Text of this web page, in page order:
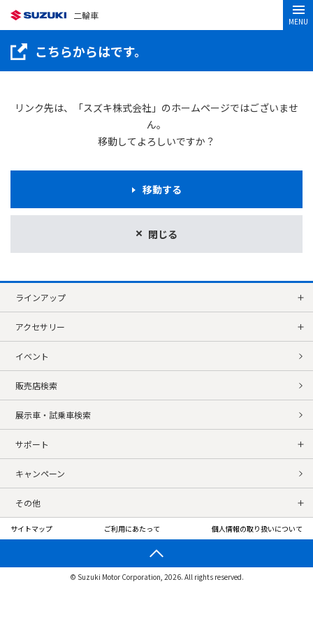
二輪車
MENU
こちらからはです。
リンク先は、「スズキ株式会社」のホームページではございませ
ん。
移動してよろしいですか？
閉じる
移動する
ラインアップ
アクセサリー
イベント
販売店検索
展示車・試乗車検索
サポート
キャンペーン
その他
サイトマップ ご利用にあたって 個人情報の取り扱いについて
© Suzuki Motor Corporation, 2026. All rights reserved.